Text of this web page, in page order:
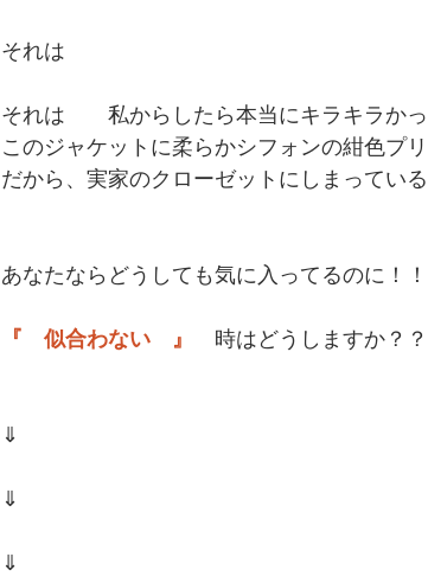
それは
それは　　私からしたら本当にキラキラか
このジャケットに柔らかシフォンの紺色プ
だから、実家のクローゼットにしまってい
あなたならどうしても気に入ってるのに！！
『　似合わない　』 時はどうしますか？？
⇓
⇓
⇓